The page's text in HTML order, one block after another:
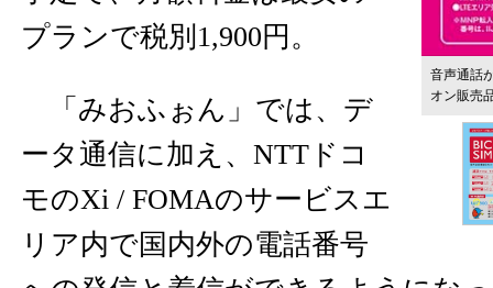
音声通話
オン販売
プランで税別1,900円。
「みおふぉん」では、デ
ータ通信に加え、NTTドコ
モのXi / FOMAのサービスエ
リア内で国内外の電話番号